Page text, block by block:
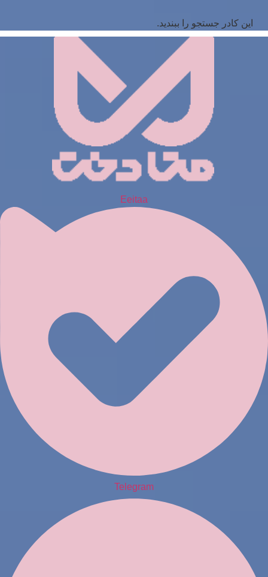
این کادر جستجو را ببندید.
Eeitaa
Telegram